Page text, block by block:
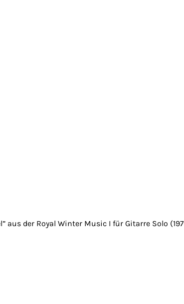
aus der Royal Winter Music I für Gitarre Solo